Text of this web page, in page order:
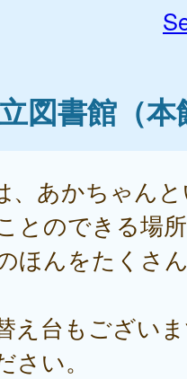
図書館（本
、あかちゃん
とのできる場
ほんをたくさ
え台もござい
い。